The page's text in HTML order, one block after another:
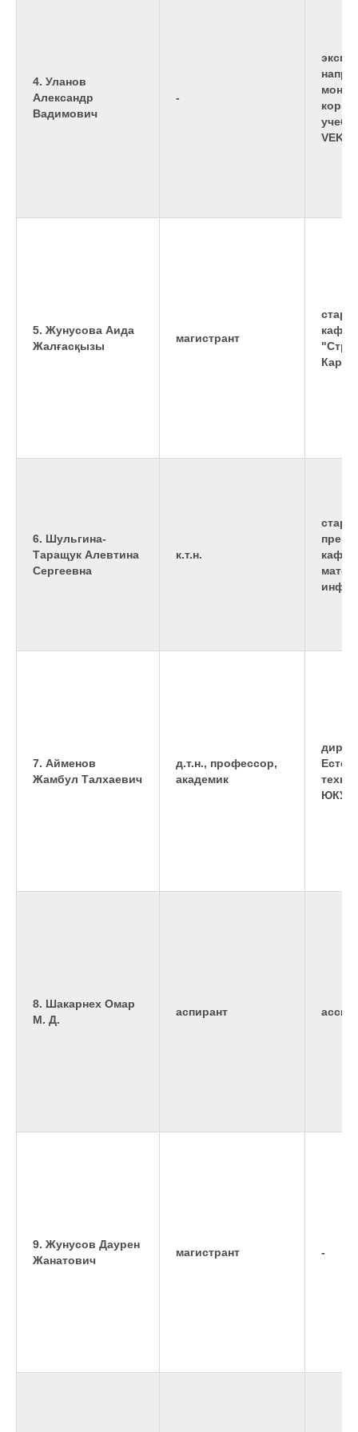
4. Уланов
Александр
Вадимович
-
VEKA
5. Жунусова Аида
Жалғасқызы
магистрант
КарИУ
6. Шульгина-
Таращук Алевтина
Сергеевна
к.т.н.
7. Айменов
Жамбул Талхаевич
д.т.н., профессор,
академик
ЮКУ
8. Шакарнех Омар
М. Д.
аспирант
9. Жунусов Даурен
Жанатович
магистрант -